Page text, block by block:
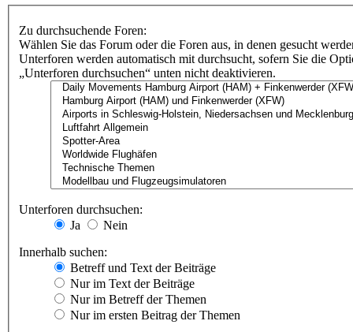
Zu durchsuchende Foren:
Wählen Sie das Forum oder die Foren aus, in denen gesucht
Unterforen werden automatisch mit durchsucht, sofern Sie die
„Unterforen durchsuchen“ unten nicht deaktivieren.
Unterforen durchsuchen:
Ja
Nein
Innerhalb suchen:
Betreff und Text der Beiträge
Nur im Text der Beiträge
Nur im Betreff der Themen
Nur im ersten Beitrag der Themen